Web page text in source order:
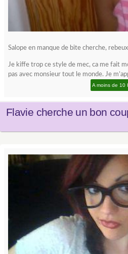
Salope en manque de bite cherche,
Je kiffe trop ce style de mec, ca me fait
pas avec monsieur tout le monde. Je
A moins de 10
Flavie cherche un bon